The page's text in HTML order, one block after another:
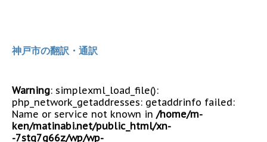
神戸市の翻訳・通訳
Warning: simplexml_load_file():
php_network_getaddresses: getaddrinfo failed:
Name or service not known in /home/m-
ken/matinabi.net/public_html/xn-
-7stq7g66z/wp/wp-